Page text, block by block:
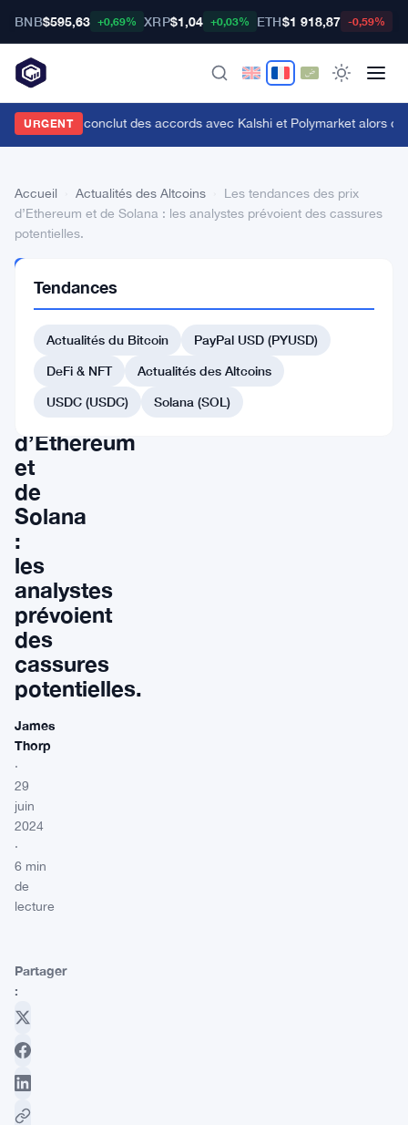
BNB$595,63 +0,69% XRP$1,04 +0,03% ETH$1 918,87 -0,59%
URGENT
Sports conclut des accords avec Kalshi et Polymarket alors
Accueil Actualités des Altcoins
Les tendances des prix
d’Ethereum et de Solana : les analystes prévoient des cassures
potentielles.
DES
ALTCOINS
Les
tendances
des
d’Ethereum
et
de
Solana
:
les
analystes
prévoient
des
cassures
potentielles.
James
Thorp
·
29
juin
2024
·
6 min
de
lecture
Partager
:
Tendances
Actualités du Bitcoin
PayPal USD (PYUSD)
DeFi & NFT
Actualités des Altcoins
USDC (USDC)
Solana (SOL)